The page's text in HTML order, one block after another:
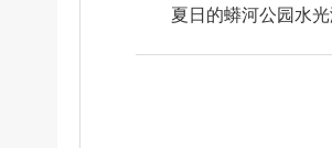
夏日的蟒河公园水